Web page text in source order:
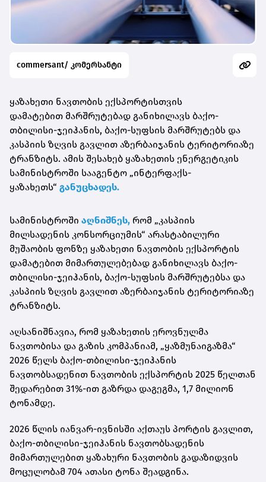
commersant/ კომერსანტი
ყაზახეთი ნავთობის ექსპორტისთვის
დამატებით მარშრუტებად განიხილავს ბაქო-
თბილისი-ჯეიჰანის, ბაქო-სუფსის მარშრუტებს და
კასპიის ზღვის გავლით აზერბაიჯანის ტერიტორიაზე
ტრანზიტს. ამის შესახებ ყაზახეთის ენერგეტიკის
სამინისტროში სააგენტო „ინტერფაქს-
ყაზახეთს“ განუცხადეს.
სამინისტროში აღნიშნეს, რომ „კასპიის
მილსადენის კონსორციუმის“ არასტაბილური
მუშაობის ფონზე ყაზახეთი ნავთობის ექსპორტის
დამატებით მიმართულებებად განიხილავს ბაქო-
თბილისი-ჯეიჰანის, ბაქო-სუფსის მარშრუტებსა და
კასპიის ზღვის გავლით აზერბაიჯანის ტერიტორიაზე
ტრანზიტს.
აღსანიშნავია, რომ ყაზახეთის ეროვნულმა
ნავთობისა და გაზის კომპანიამ, „ყაზმუნაიგაზმა“
2026 წელს ბაქო-თბილისი-ჯეიჰანის
ნავთობსადენით ნავთობის ექსპორტის 2025 წელთან
შედარებით 31%-ით გაზრდა დაგეგმა, 1,7 მილიონ
ტონამდე.
2026 წლის იანვარ-ივნისში აქთაუს პორტის გავლით,
ბაქო-თბილისი-ჯეიჰანის ნავთობსადენის
მიმართულებით ყაზახური ნავთობის გადაზიდვის
მოცულობამ 704 ათასი ტონა შეადგინა.